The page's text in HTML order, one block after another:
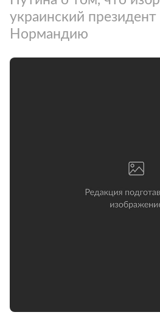
украинский
Нормандию